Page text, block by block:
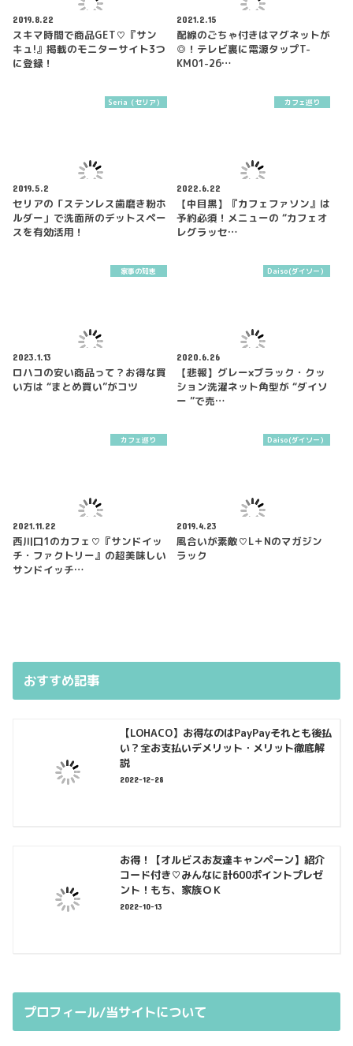
2019.8.22
スキマ時間で商品GET♡『サン
キュ!』掲載のモニターサイト3つ
に登録！
2021.2.15
配線のごちゃ付きはマグネットが
◎！テレビ裏に電源タップT-
KM01-26…
Seria（セリア）
2019.5.2
セリアの「ステンレス歯磨き粉ホ
ルダー」で洗面所のデットスペー
スを有効活用！
カフェ巡り
2022.6.22
【中目黒】『カフェファソン』は
予約必須！メニューの “カフェオ
レグラッセ…
家事の知恵
2023.1.13
ロハコの安い商品って？お得な買
い方は “まとめ買い”がコツ
Daiso(ダイソー）
2020.6.26
【悲報】グレー×ブラック・クッ
ション洗濯ネット角型が “ダイソ
ー ”で売…
カフェ巡り
2021.11.22
西川口1のカフェ♡『サンドイッ
チ・ファクトリー』の超美味しい
サンドイッチ…
Daiso(ダイソー）
2019.4.23
風合いが素敵♡L＋Nのマガジン
ラック
おすすめ記事
【LOHACO】お得なのはPayPayそれとも後払
い？全お支払いデメリット・メリット徹底解
説
2022-12-28
お得！【オルビスお友達キャンペーン】紹介
コード付き♡みんなに計600ポイントプレゼ
ント！もち、家族ＯＫ
2022-10-13
プロフィール/当サイトについて